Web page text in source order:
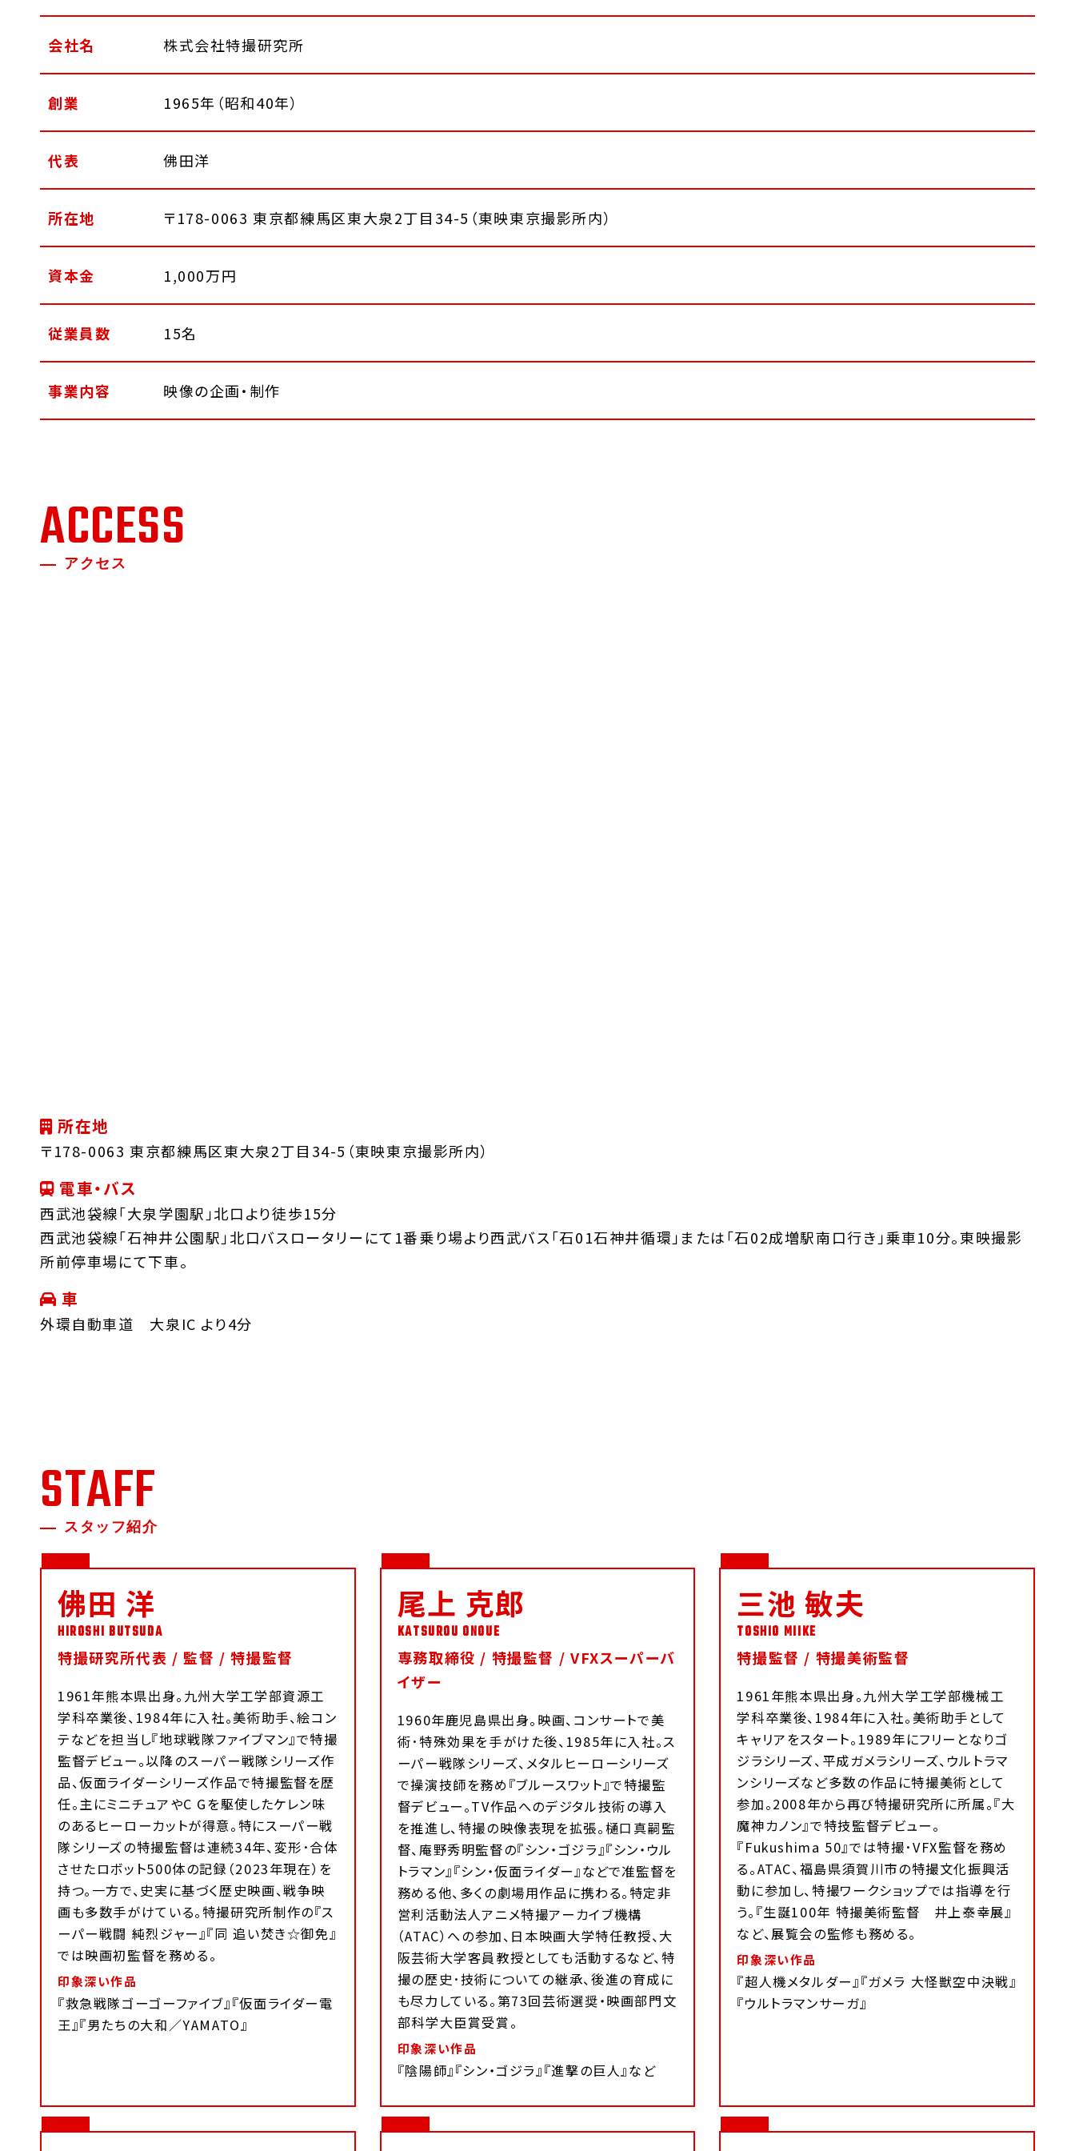
会社名 株式会社特撮研究所
創業 1965年（昭和40年）
代表 佛田洋
所在地 〒178-0063 東京都練馬区東大泉2丁目34-5（東映東京撮影所内）
資本金 1,000万円
従業員数 15名
事業内容 映像の企画・制作
ACCESS
アクセス
所在地
〒178-0063 東京都練馬区東大泉2丁目34-5（東映東京撮影所内）
電車・バス
西武池袋線「大泉学園駅」北口より徒歩15分
西武池袋線「石神井公園駅」北口バスロータリーにて1番乗り場より西武バス「石01石神井循環」または「石02成増駅南口行き」乗車10分。東映撮影
所前停車場にて下車。
車
外環自動車道 大泉IC より4分
STAFF
スタッフ紹介
佛田 洋
特撮研究所代表 / 監督 / 特撮監督
1961年熊本県出身。九州大学工学部資源工
学科卒業後、1984年に入社。美術助手、絵コン
テなどを担当し『地球戦隊ファイブマン』で特撮
監督デビュー。以降のスーパー戦隊シリーズ作
品、仮面ライダーシリーズ作品で特撮監督を歴
任。主にミニチュアやC Gを駆使したケレン味
のあるヒーローカットが得意。特にスーパー戦
隊シリーズの特撮監督は連続34年、変形･合体
させたロボット500体の記録（2023年現在）を
持つ。一方で、史実に基づく歴史映画、戦争映
画も多数手がけている。特撮研究所制作の『ス
ーパー戦闘 純烈ジャー』『同 追い焚き☆御免』
では映画初監督を務める。
印象深い作品
『救急戦隊ゴーゴーファイブ』『仮面ライダー電
王』『男たちの大和／YAMATO』
尾上 克郎
専務取締役 / 特撮監督 / VFXスーパーバ
イザー
1960年鹿児島県出身。映画、コンサートで美
術･特殊効果を手がけた後、1985年に入社。ス
ーパー戦隊シリーズ、メタルヒーローシリーズ
で操演技師を務め『ブルースワット』で特撮監
督デビュー。TV作品へのデジタル技術の導入
を推進し、特撮の映像表現を拡張。樋口真嗣監
督、庵野秀明監督の『シン・ゴジラ』『シン・ウル
トラマン』『シン・仮面ライダー』などで准監督を
務める他、多くの劇場用作品に携わる。特定非
営利活動法人アニメ特撮アーカイブ機構
（ATAC）への参加、日本映画大学特任教授、大
阪芸術大学客員教授としても活動するなど、特
撮の歴史･技術についての継承、後進の育成に
も尽力している。第73回芸術選奨・映画部門文
部科学大臣賞受賞。
印象深い作品
『陰陽師』『シン・ゴジラ』『進撃の巨人』など
三池 敏夫
特撮監督 / 特撮美術監督
1961年熊本県出身。九州大学工学部機械工
学科卒業後、1984年に入社。美術助手として
キャリアをスタート。1989年にフリーとなりゴ
ジラシリーズ、平成ガメラシリーズ、ウルトラマ
ンシリーズなど多数の作品に特撮美術として
参加。2008年から再び特撮研究所に所属。『大
魔神カノン』で特技監督デビュー。
『Fukushima 50』では特撮･VFX監督を務め
る。ATAC、福島県須賀川市の特撮文化振興活
動に参加し、特撮ワークショップでは指導を行
う。『生誕100年 特撮美術監督 井上泰幸展』
など、展覧会の監修も務める。
印象深い作品
『超人機メタルダー』『ガメラ 大怪獣空中決戦』
『ウルトラマンサーガ』